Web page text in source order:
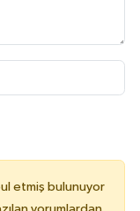
etmiş bulunuyor